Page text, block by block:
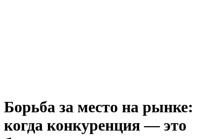
Борьба за место на рынке:
когда конкуренция — это